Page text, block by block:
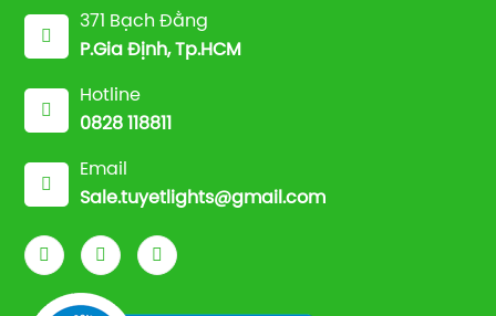
371 Bạch Đằng
P.Gia Định, Tp.HCM
Hotline
0828 118811
Email
Sale.tuyetlights@gmail.com